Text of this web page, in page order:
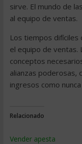
sirve. El mundo de
al equipo de ventas.
Los tiempos
el equipo de ventas.
conceptos
alianzas poderosas,
ingresos como
Relacionado
Vender apesta